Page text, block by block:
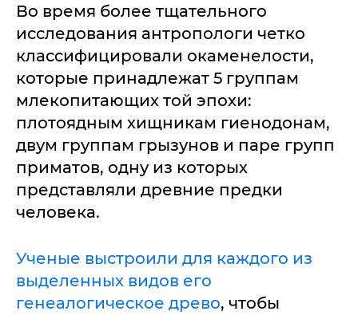
Во время более тщательного
исследования антропологи четко
классифицировали окаменелости,
которые принадлежат 5 группам
млекопитающих той эпохи:
плотоядным хищникам гиенодонам,
двум группам грызунов и паре групп
приматов, одну из которых
представляли древние предки
человека.
Ученые выстроили для каждого из
выделенных видов его
генеалогическое древо, чтобы